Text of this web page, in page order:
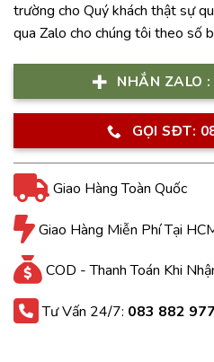
trường cho Quý khách thật sự
qua Zalo cho chúng tôi theo số
NHẮN ZALO
GỌI SĐT:
Giao Hàng Toàn Quốc
Giao Hàng Miễn Phí Tại
COD - Thanh Toán Khi
Tư Vấn 24/7: 083 882